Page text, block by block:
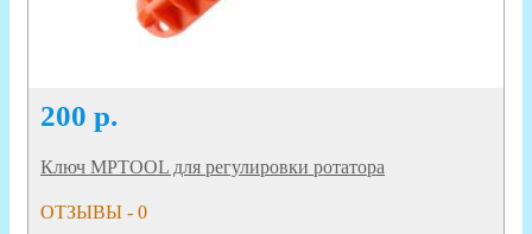
200 р.
Ключ MPTOOL для регулировки ротатора
ОТЗЫВЫ - 0